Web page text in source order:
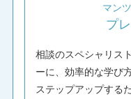
マン
プ
相談のスペシャリス
ーに、効率的な学び
ステップアップする